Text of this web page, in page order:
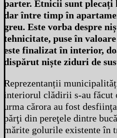
parter. Etnicii sunt plecați
dar între timp în
greu. Este vorba despre
tehnicitate, puse în
este finalizat în interior,
dispărut niște ziduri de
Reprezentanții
interiorul clădirii s-au făcut
urma cărora au fost
părţi din pereţele dintre
mărite golurile existente